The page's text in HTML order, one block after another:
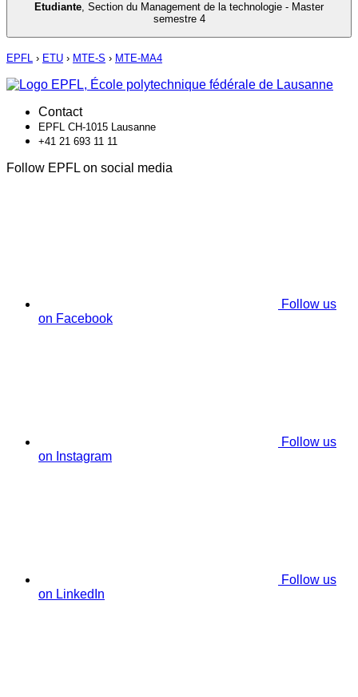
Etudiante, Section du Management de la technologie - Master
semestre 4
EPFL › ETU › MTE-S › MTE-MA4
Contact
EPFL CH-1015 Lausanne
+41 21 693 11 11
Follow EPFL on social media
Follow us
on Facebook
Follow us
on Instagram
Follow us
on LinkedIn